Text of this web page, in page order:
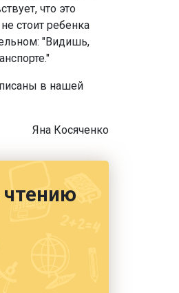
что это
стоит ребенка
"Видишь,
в нашей
Яна Косяченко
чтению